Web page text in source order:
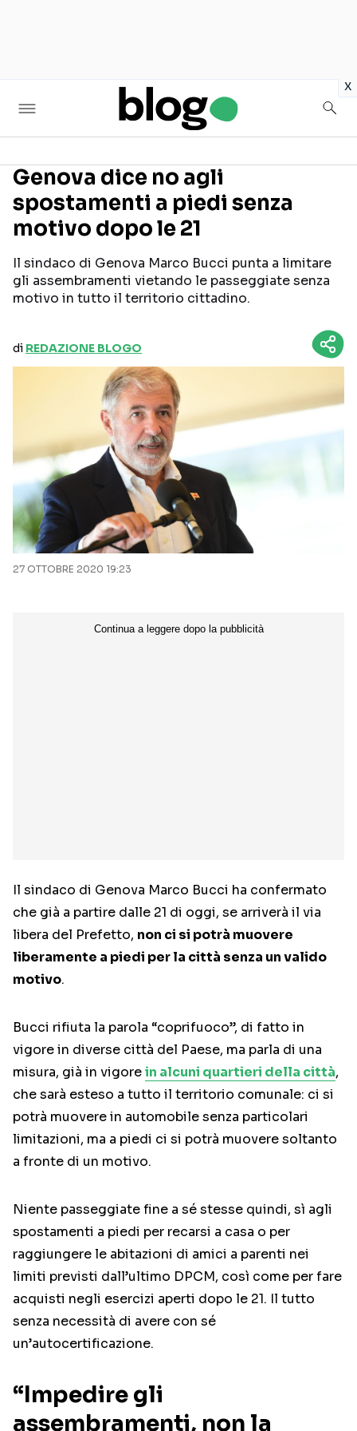
x
Seguici sui social
Genova dice no agli
spostamenti a piedi senza
motivo dopo le 21
Il sindaco di Genova Marco Bucci punta a limitare
gli assembramenti vietando le passeggiate senza
motivo in tutto il territorio cittadino.
di REDAZIONE BLOGO
27 OTTOBRE 2020 19:23
Il sindaco di Genova Marco Bucci ha confermato
che già a partire dalle 21 di oggi, se arriverà il via
libera del Prefetto, non ci si potrà muovere
liberamente a piedi per la città senza un valido
motivo.
Bucci rifiuta la parola “coprifuoco”, di fatto in
vigore in diverse città del Paese, ma parla di una
misura, già in vigorein alcuni quartieri della città,
che sarà esteso a tutto il territorio comunale: ci si
potrà muovere in automobile senza particolari
limitazioni, ma a piedi ci si potrà muovere soltanto
a fronte di un motivo.
Niente passeggiate fine a sé stesse quindi, sì agli
spostamenti a piedi per recarsi a casa o per
raggiungere le abitazioni di amici a parenti nei
limiti previsti dall’ultimo DPCM, così come per fare
acquisti negli esercizi aperti dopo le 21. Il tutto
senza necessità di avere con sé
un’autocertificazione.
“Impedire gli
assembramenti, non la